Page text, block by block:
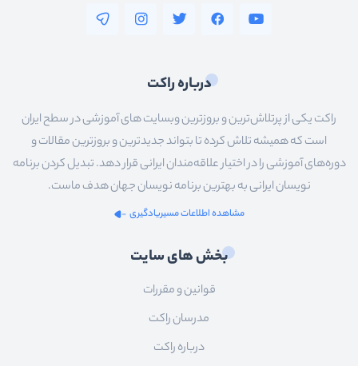
درباره راکت
راکت یکی از پرتلاش‌ترین و بروزترین وبسایت های آموزشی در سطح ایران
است که همیشه تلاش کرده تا بتواند جدیدترین و بروزترین مقالات و
دوره‌های آموزشی را در اختیار علاقه‌مندان ایرانی قرار دهد. تبدیل کردن برنامه
نویسان ایرانی به بهترین برنامه نویسان جهان هدف ماست.
مشاهده اطلاعات مسیریادگیری
بخش های سایت
قوانین و مقررات
مدرسان راکت
درباره راکت